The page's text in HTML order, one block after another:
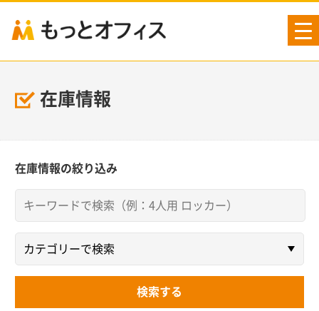
在庫情報
在庫情報の絞り込み